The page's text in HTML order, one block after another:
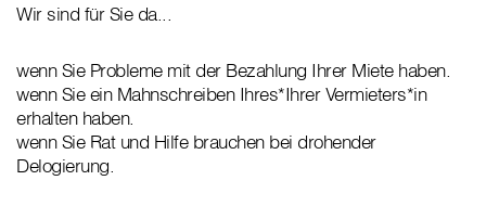
Wir sind für Sie da...
wenn Sie Probleme mit der Bezahlung Ihrer Miete haben.
wenn Sie ein Mahnschreiben Ihres*Ihrer Vermieters*in
erhalten haben.
wenn Sie Rat und Hilfe brauchen bei drohender
Delogierung.